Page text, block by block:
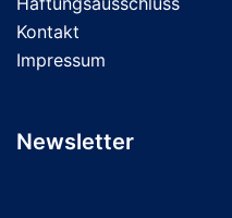
Kontakt
Impressum
Newsletter